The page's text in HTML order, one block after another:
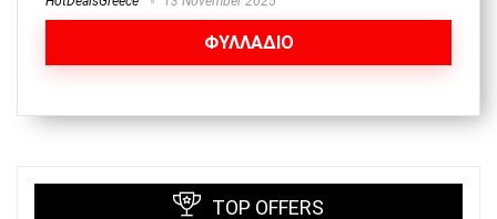
ΦΥΛΛΑΔΙΟ
TOP OFFERS